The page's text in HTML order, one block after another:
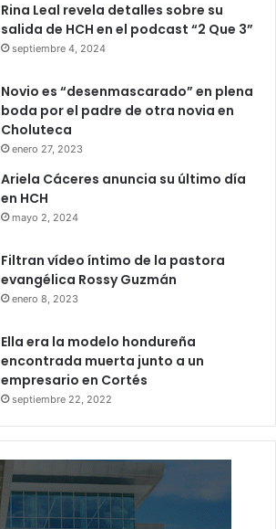
Rina Leal revela detalles sobre su
salida de HCH en el podcast “2 Que 3”
septiembre 4, 2024
Novio es “desenmascarado” en plena
boda por el padre de otra novia en
Choluteca
enero 27, 2023
Ariela Cáceres anuncia su último día
en HCH
mayo 2, 2024
Filtran vídeo íntimo de la pastora
evangélica Rossy Guzmán
enero 8, 2023
Ella era la modelo hondureña
encontrada muerta junto a un
empresario en Cortés
septiembre 22, 2022